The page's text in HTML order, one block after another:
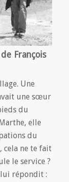
François
Une
une sœur
du
elle
du
cela ne te fait
le service ?
répondit :